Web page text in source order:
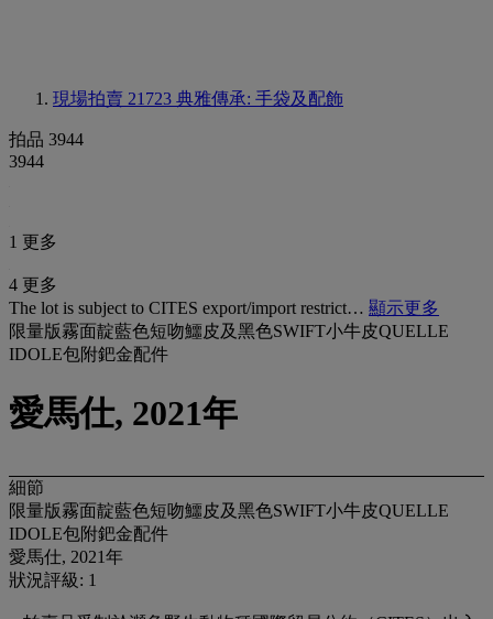
現場拍賣 21723 典雅傳承: 手袋及配飾
拍品 3944
3944
1 更多
4 更多
The lot is subject to CITES export/import restrict… 顯示更多
限量版霧面靛藍色短吻鱷皮及黑色SWIFT小牛皮QUELLE
IDOLE包附鈀金配件
愛馬仕, 2021年
細節
限量版霧面靛藍色短吻鱷皮及黑色SWIFT小牛皮QUELLE
IDOLE包附鈀金配件
愛馬仕, 2021年
狀況評級: 1